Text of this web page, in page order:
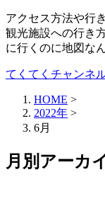
アクセス方法や行
観光施設への行き
に行くのに地図な
てくてくチャンネ
HOME >
2022年 >
6月
月別アーカ